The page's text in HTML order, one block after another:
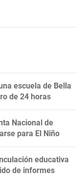
escuela de Bella
de 24 horas
Nacional de
para El Niño
educativa
de informes